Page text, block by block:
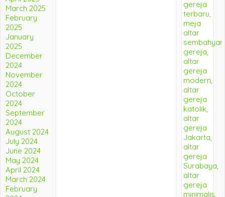
March 2025
February
2025
January
2025
December
2024
November
2024
October
2024
September
2024
August 2024
July 2024
June 2024
May 2024
April 2024
March 2024
February